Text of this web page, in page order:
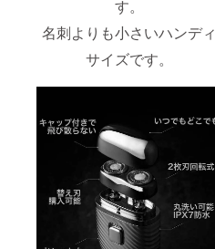
す。
名刺よりも小さいハンディ
サイズです。